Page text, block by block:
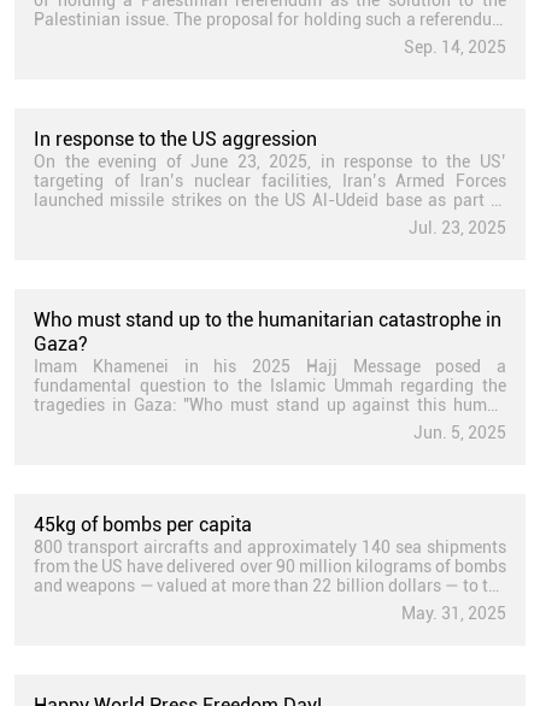
Palestinian issue. The proposal for holding such a referendum
is based on the statements of Imam Khamenei and has been
officially registered by the Islamic Republic of Iran at the
Sep. 14, 2025
In response to the US aggression
On the evening of June 23, 2025, in response to the US’
targeting of Iran’s nuclear facilities, Iran’s Armed Forces
launched missile strikes on the US Al-Udeid base as part of
Jul. 23, 2025
Who must stand up to the humanitarian catastrophe in
Gaza?
Imam Khamenei in his 2025 Hajj Message posed a
fundamental question to the Islamic Ummah regarding the
tragedies in Gaza: "Who must stand up against this human
Jun. 5, 2025
45kg of bombs per capita
800 transport aircrafts and approximately 140 sea shipments
from the US have delivered over 90 million kilograms of bombs
and weapons — valued at more than 22 billion dollars — to the
terroriat, Zionist regime for the genocide in Gaza. That means
the US has gifted the Zionist regime 45 kilograms of bombs
May. 31, 2025